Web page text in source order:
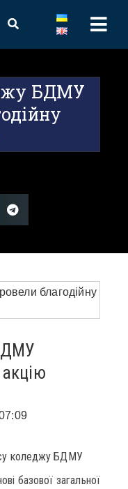
БДМУ
коледжу БДМУ
базової загальної